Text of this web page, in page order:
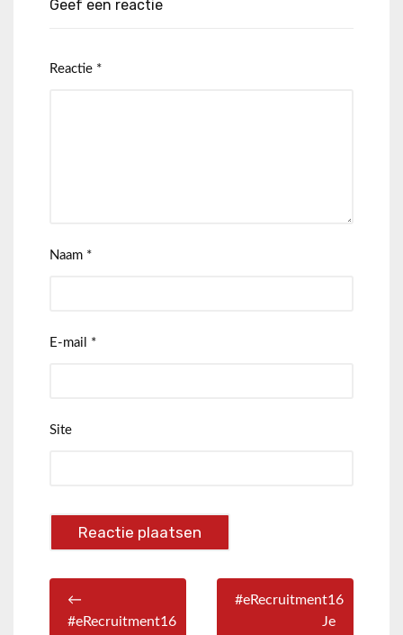
Geef een reactie
Reactie *
Naam *
E-mail *
Site
←
#eRecruitment16
#eRecruitment16
Je